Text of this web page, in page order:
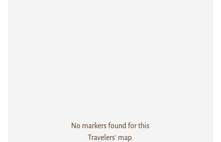
No markers found for this
Travelers' map.